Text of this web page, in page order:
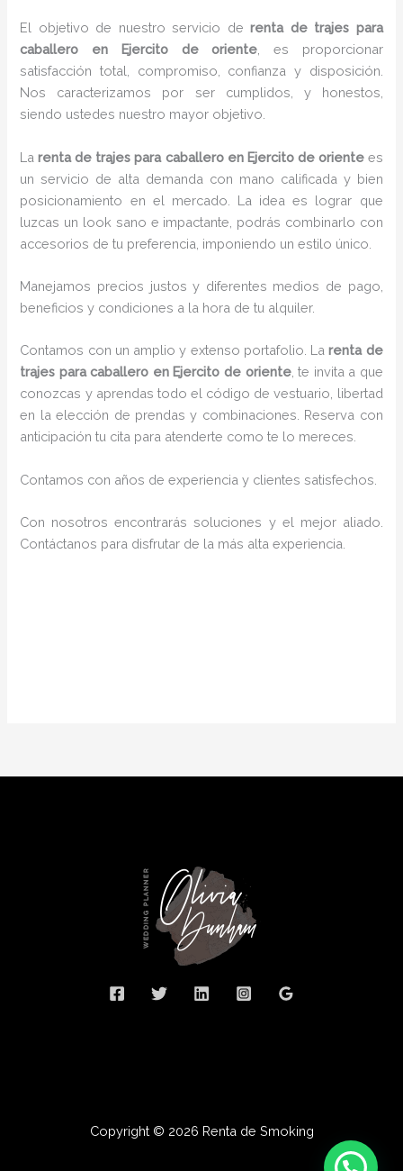
El objetivo de nuestro servicio derenta de trajes para
caballero en Ejercito de oriente, es proporcionar
satisfacción total, compromiso, confianza y disposición.
Nos caracterizamos por ser cumplidos, y honestos,
siendo ustedes nuestro mayor objetivo.
Larenta de trajes para caballero en Ejercito de oriente es
un servicio de alta demanda con mano calificada y bien
posicionamiento en el mercado. La idea es lograr que
luzcas un look sano e impactante, podrás combinarlo con
accesorios de tu preferencia, imponiendo un estilo único.
Manejamos precios justos y diferentes medios de pago,
beneficios y condiciones a la hora de tu alquiler.
Contamos con un amplio y extenso portafolio. Larenta de
trajes para caballero en Ejercito de oriente, te invita a que
conozcas y aprendas todo el código de vestuario, libertad
en la elección de prendas y combinaciones. Reserva con
anticipación tu cita para atenderte como te lo mereces.
Contamos con años de experiencia y clientes satisfechos.
Con nosotros encontrarás soluciones y el mejor aliado.
Contáctanos para disfrutar de la más alta experiencia.
Copyright © 2026 Renta de Smoking